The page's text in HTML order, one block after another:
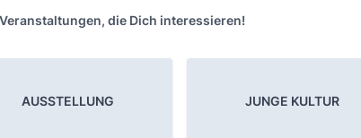
die Dich interessieren!
AUSSTELLUNG JUNGE KULTUR